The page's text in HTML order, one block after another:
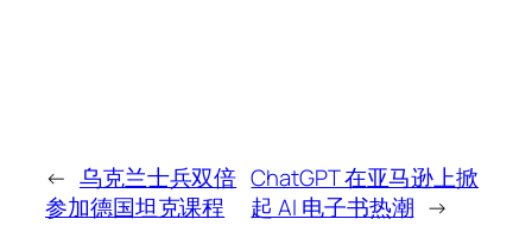
← 乌克兰士兵双倍
参加德国坦克课程
ChatGPT 在亚马逊上掀
起 AI 电子书热潮 →